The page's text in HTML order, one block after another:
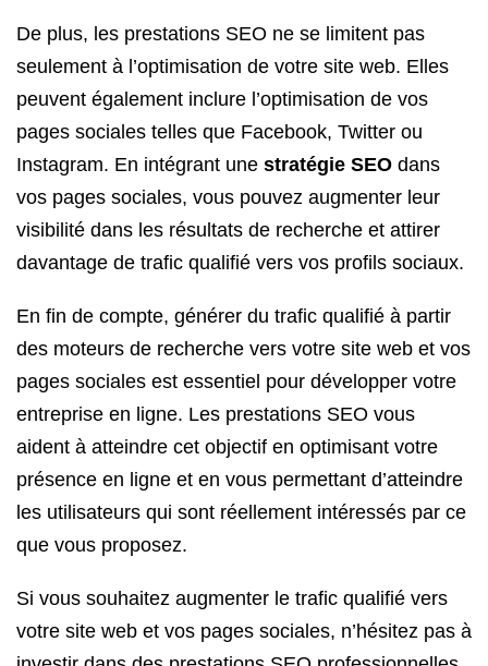
De plus, les prestations SEO ne se limitent pas
seulement à l’optimisation de votre site web. Elles
peuvent également inclure l’optimisation de vos
pages sociales telles que Facebook, Twitter ou
Instagram. En intégrant une stratégie SEO dans
vos pages sociales, vous pouvez augmenter leur
visibilité dans les résultats de recherche et attirer
davantage de trafic qualifié vers vos profils sociaux.
En fin de compte, générer du trafic qualifié à partir
des moteurs de recherche vers votre site web et vos
pages sociales est essentiel pour développer votre
entreprise en ligne. Les prestations SEO vous
aident à atteindre cet objectif en optimisant votre
présence en ligne et en vous permettant d’atteindre
les utilisateurs qui sont réellement intéressés par ce
que vous proposez.
Si vous souhaitez augmenter le trafic qualifié vers
votre site web et vos pages sociales, n’hésitez pas à